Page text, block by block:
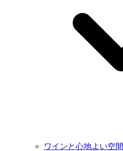
ワインと心地よい空間